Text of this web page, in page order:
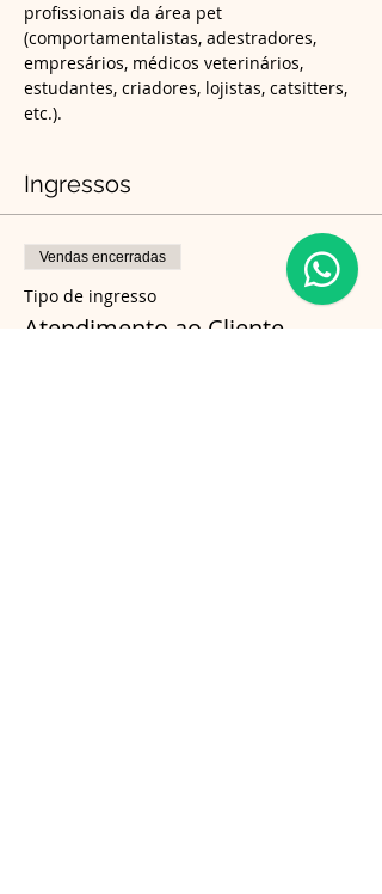
profissionais da área pet
(comportamentalistas, adestradores,
empresários, médicos veterinários,
estudantes, criadores, lojistas, catsitters,
etc.).
Ingressos
Vendas encerradas
Tipo de ingresso
Atendimento ao Cliente